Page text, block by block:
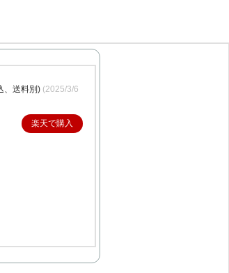
、送料別) (2025/3/6
楽天で購入